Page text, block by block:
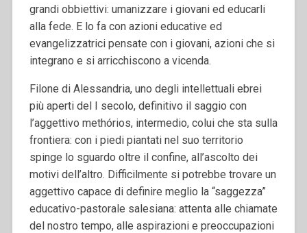
grandi obbiettivi: umanizzare i giovani ed educarli
alla fede. E lo fa con azioni educative ed
evangelizzatrici pensate con i giovani, azioni che si
integrano e si arricchiscono a vicenda.
Filone di Alessandria, uno degli intellettuali ebrei
più aperti del I secolo, definitivo il saggio con
l’aggettivo methórios, intermedio, colui che sta sulla
frontiera: con i piedi piantati nel suo territorio
spinge lo sguardo oltre il confine, all’ascolto dei
motivi dell’altro. Difficilmente si potrebbe trovare un
aggettivo capace di definire meglio la “saggezza”
educativo-pastorale salesiana: attenta alle chiamate
del nostro tempo, alle aspirazioni e preoccupazioni